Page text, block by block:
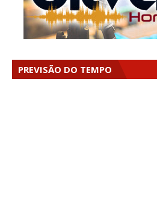
PREVISÃO DO TEMPO